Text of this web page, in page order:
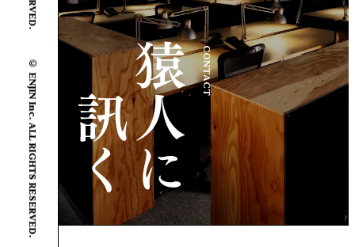
© ENJIN Inc. ALL RIGHTS RESERVED.
CONTACT